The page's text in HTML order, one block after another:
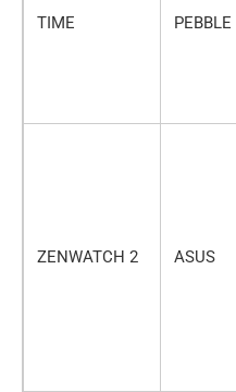
TIME PEBBLE
ZENWATCH 2 ASUS